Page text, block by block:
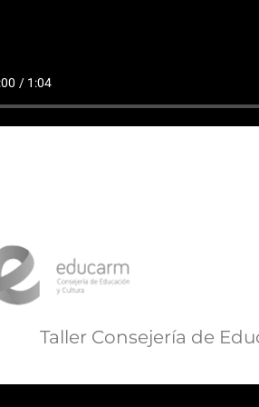
Taller Consejería de